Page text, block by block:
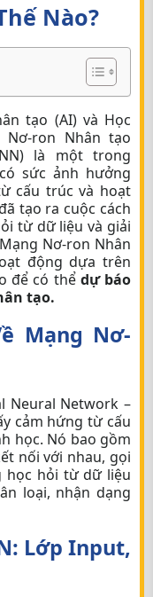
Nào?
tạo (AI) và Học
Nơ-ron Nhân tạo
là một trong
sức ảnh hưởng
cấu trúc và hoạt
tạo ra cuộc cách
từ dữ liệu và giải
Nơ-ron Nhân
động dựa trên
để có thể dự báo
tạo.
Mạng Nơ-
Neural Network –
cảm hứng từ cấu
học. Nó bao gồm
nối với nhau, gọi
học hỏi từ dữ liệu
loại, nhận dạng
Lớp Input,